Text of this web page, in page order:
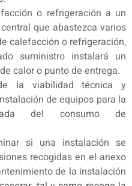
o refrigeración a un
que abastezca varios
calefacción o refrigeración,
suministro instalará un
calor o punto de entrega.
la viabilidad técnica y
de equipos para la
del consumo de
si una instalación se
recogidas en el anexo
de la instalación